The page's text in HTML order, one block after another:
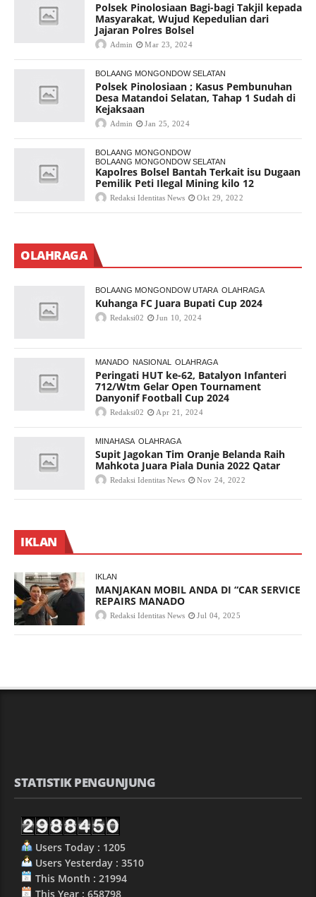
Polsek Pinolosiaan Bagi-bagi Takjil kepada
Masyarakat, Wujud Kepedulian dari
Jajaran Polres Bolsel
Admin Mar 23, 2024
BOLAANG MONGONDOW SELATAN
Polsek Pinolosiaan ; Kasus Pembunuhan
Desa Matandoi Selatan, Tahap 1 Sudah di
Kejaksaan
Admin Jan 25, 2024
BOLAANG MONGONDOW
BOLAANG MONGONDOW SELATAN
Kapolres Bolsel Bantah Terkait isu Dugaan
Pemilik Peti Ilegal Mining kilo 12
Redaksi Identitas News Okt 29, 2022
OLAHRAGA
BOLAANG MONGONDOW UTARA OLAHRAGA
Kuhanga FC Juara Bupati Cup 2024
Redaksi02 Jun 10, 2024
MANADO NASIONAL OLAHRAGA
Peringati HUT ke-62, Batalyon Infanteri
712/Wtm Gelar Open Tournament
Danyonif Football Cup 2024
Redaksi02 Apr 21, 2024
MINAHASA OLAHRAGA
Supit Jagokan Tim Oranje Belanda Raih
Mahkota Juara Piala Dunia 2022 Qatar
Redaksi Identitas News Nov 24, 2022
IKLAN
IKLAN
MANJAKAN MOBIL ANDA DI “CAR SERVICE
REPAIRS MANADO
Redaksi Identitas News Jul 04, 2025
STATISTIK PENGUNJUNG
Users Today : 1205
Users Yesterday : 3510
This Month : 21994
This Year : 658798